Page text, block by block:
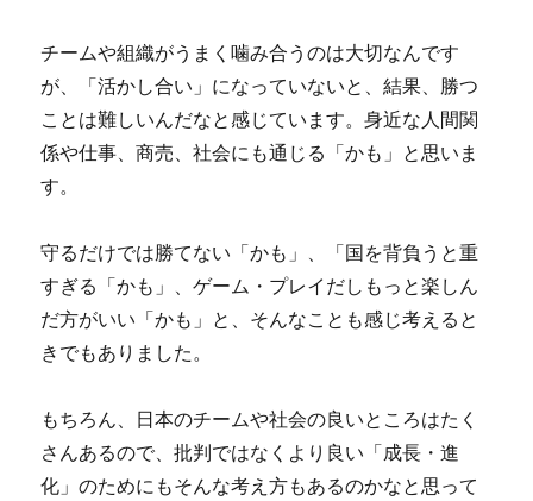
チームや組織がうまく噛み合うのは大切なんです
が、「活かし合い」になっていないと、結果、勝つ
ことは難しいんだなと感じています。身近な人間関
係や仕事、商売、社会にも通じる「かも」と思いま
す。
守るだけでは勝てない「かも」、「国を背負うと重
すぎる「かも」、ゲーム・プレイだしもっと楽しん
だ方がいい「かも」と、そんなことも感じ考えると
きでもありました。
もちろん、日本のチームや社会の良いところはたく
さんあるので、批判ではなくより良い「成長・進
化」のためにもそんな考え方もあるのかなと思って